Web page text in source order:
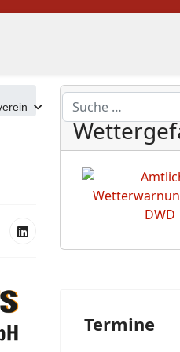
Suchen
DWD
Termine